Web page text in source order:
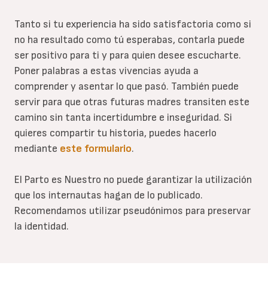
Tanto si tu experiencia ha sido satisfactoria como si
no ha resultado como tú esperabas, contarla puede
ser positivo para ti y para quien desee escucharte.
Poner palabras a estas vivencias ayuda a
comprender y asentar lo que pasó. También puede
servir para que otras futuras madres transiten este
camino sin tanta incertidumbre e inseguridad. Si
quieres compartir tu historia, puedes hacerlo
mediante este formulario.
El Parto es Nuestro no puede garantizar la utilización
que los internautas hagan de lo publicado.
Recomendamos utilizar pseudónimos para preservar
la identidad.